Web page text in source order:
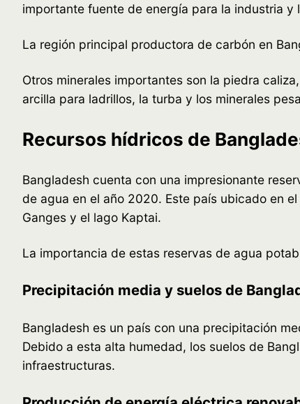
importante fuente de energía para la industria y
La región principal productora de carbón en
Otros minerales importantes son la piedra
arcilla para ladrillos, la turba y los minerales
Recursos hídricos de
Bangladesh cuenta con una impresionante
de agua en el año 2020. Este país ubicado en
Ganges y el lago Kaptai.
La importancia de estas reservas de agua
Precipitación media y suelos de
Bangladesh es un país con una precipitación
Debido a esta alta humedad, los suelos de
infraestructuras.